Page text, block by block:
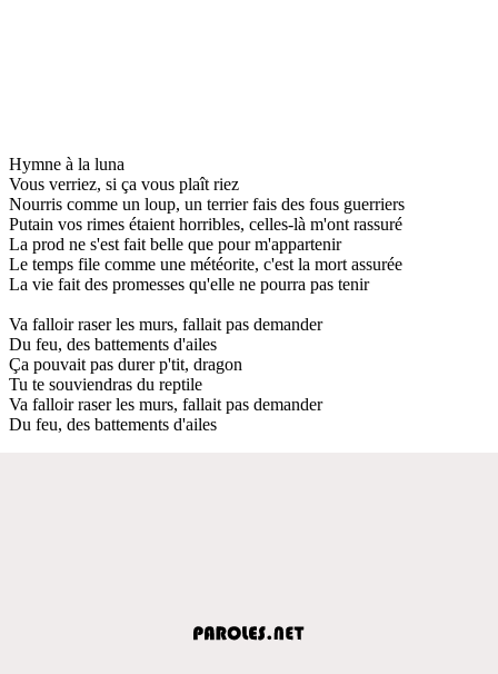
Hymne à la luna
Vous verriez, si ça vous plaît riez
Nourris comme un loup, un terrier fais des fous guerriers
Putain vos rimes étaient horribles, celles-là m'ont rassuré
La prod ne s'est fait belle que pour m'appartenir
Le temps file comme une météorite, c'est la mort assurée
La vie fait des promesses qu'elle ne pourra pas tenir
Va falloir raser les murs, fallait pas demander
Du feu, des battements d'ailes
Ça pouvait pas durer p'tit, dragon
Tu te souviendras du reptile
Va falloir raser les murs, fallait pas demander
Du feu, des battements d'ailes